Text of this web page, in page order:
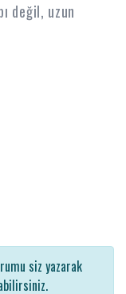
değil, uzun
siz yazarak